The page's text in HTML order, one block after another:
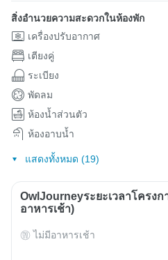
สิ่งอำนวยความสะดวกในห้องพัก
เครื่องปรับอากาศ
เตียงคู่
ระเบียง
พัดลม
ห้องน้ำส่วนตัว
ห้องอาบน้ำ
แสดงทั้งหมด (19)
OwlJourneyระยะเวลาโครงก
อาหารเช้า)
ไม่มีอาหารเช้า